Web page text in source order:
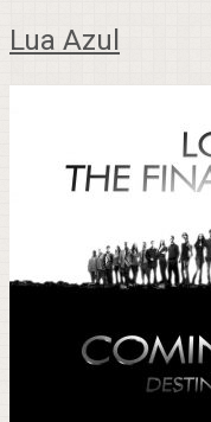
Lua Azul